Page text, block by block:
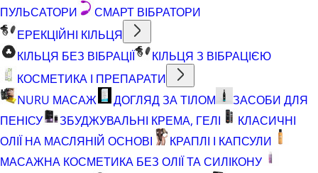
ПУЛЬСАТОРИ
СМАРТ ВІБРАТОРИ
ЕРЕКЦІЙНІ КІЛЬЦЯ
КІЛЬЦЯ БЕЗ ВІБРАЦІЇ
КІЛЬЦЯ З ВІБРАЦІЄЮ
КОСМЕТИКА І ПРЕПАРАТИ
NURU МАСАЖ
ДОГЛЯД ЗА ТІЛОМ
ЗАСОБИ ДЛЯ
ПЕНІСУ
ЗБУДЖУВАЛЬНІ КРЕМА, ГЕЛІ
КЛАСИЧНІ
ОЛІЇ НА МАСЛЯНІЙ ОСНОВІ
КРАПЛІ І КАПСУЛИ
МАСАЖНА КОСМЕТИКА БЕЗ ОЛІЇ ТА СИЛІКОНУ